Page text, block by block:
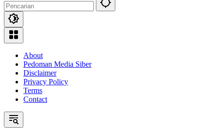
About
Pedoman Media Siber
Disclaimer
Privacy Policy
Terms
Contact